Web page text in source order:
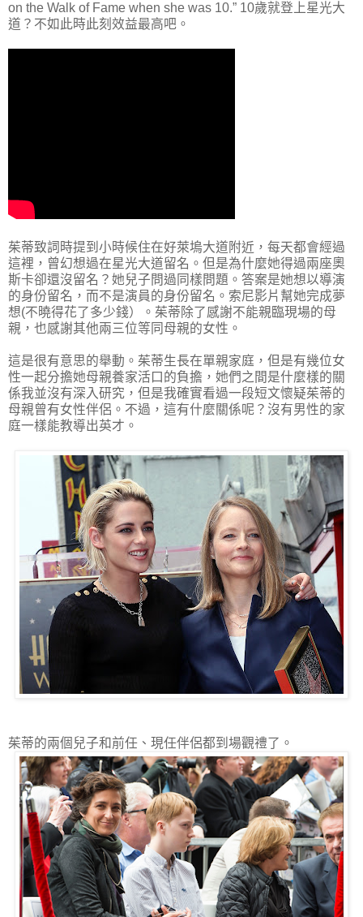
on the Walk of Fame when she was 10.” 10歲就登上星光大
道？不如此時此刻效益最高吧。
茱蒂致詞時提到小時候住在好萊塢大道附近，每天都會經過
這裡，曾幻想過在星光大道留名。但是為什麼她得過兩座奧
斯卡卻還沒留名？她兒子問過同樣問題。答案是她想以導演
的身份留名，而不是演員的身份留名。索尼影片幫她完成夢
想(不曉得花了多少錢）。茱蒂除了感謝不能親臨現場的母
親，也感謝其他兩三位等同母親的女性。
這是很有意思的舉動。茱蒂生長在單親家庭，但是有幾位女
性一起分擔她母親養家活口的負擔，她們之間是什麼樣的關
係我並沒有深入研究，但是我確實看過一段短文懷疑茱蒂的
母親曾有女性伴侶。不過，這有什麼關係呢？沒有男性的家
庭一樣能教導出英才。
茱蒂的兩個兒子和前任、現任伴侶都到場觀禮了。